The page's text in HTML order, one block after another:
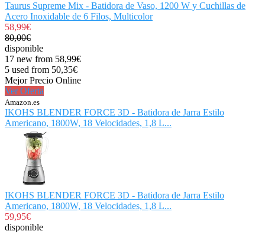
Taurus Supreme Mix - Batidora de Vaso, 1200 W y Cuchillas de
Acero Inoxidable de 6 Filos, Multicolor
58,99€
80,00€
disponible
17 new from 58,99€
5 used from 50,35€
Mejor Precio Online
Ver Oferta
Amazon.es
IKOHS BLENDER FORCE 3D - Batidora de Jarra Estilo
Americano, 1800W, 18 Velocidades, 1,8 L...
IKOHS BLENDER FORCE 3D - Batidora de Jarra Estilo
Americano, 1800W, 18 Velocidades, 1,8 L...
59,95€
disponible